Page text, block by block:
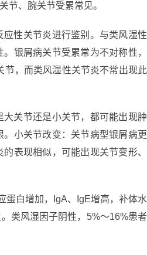
节、腕关节受累常见。
性关节炎进行鉴别。与类风湿性
银屑病关节受累常为不对称性，
节，而类风湿性关节炎不常出现此
关节还是小关节，都可能出现肿
小关节改变：关节病型银屑病更
表现相似，可能出现关节变形、
蛋白增加，IgA、IgE增高，补体水
类风湿因子阴性，5%～16%患者